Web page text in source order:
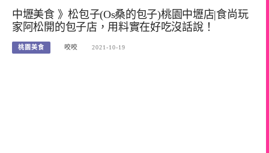
中壢美食 》松包子(Os桑的包子)桃園中壢店|食尚玩
家阿松開的包子店，用料實在好吃沒話說！
桃園美食 咬咬 2021-10-19